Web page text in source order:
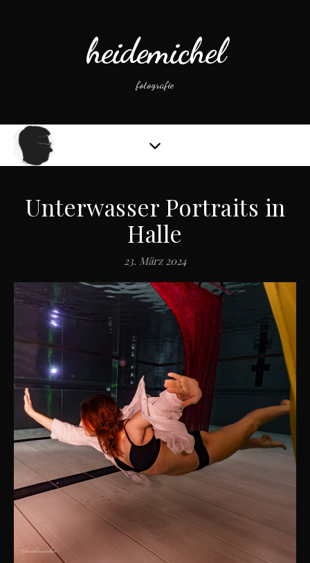
heidemichel
fotografie
Unterwasser Portraits in
Halle
23. März 2024